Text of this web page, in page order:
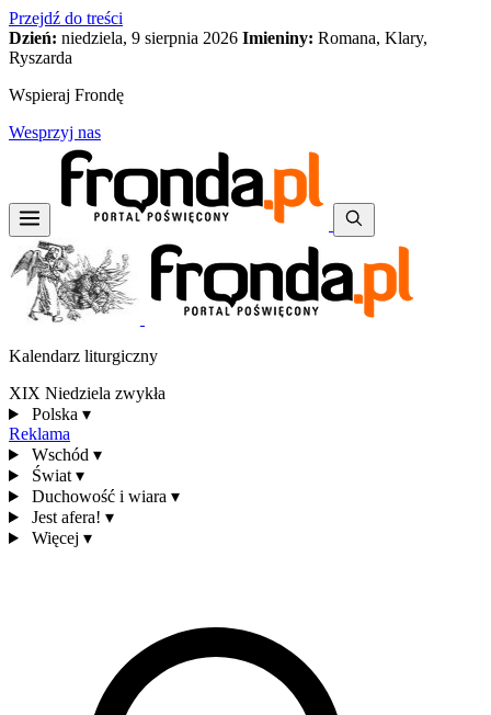
Przejdź do treści
Dzień: niedziela, 9 sierpnia 2026 Imieniny: Romana, Klary,
Ryszarda
Wspieraj Frondę
Wesprzyj nas
Kalendarz liturgiczny
XIX Niedziela zwykła
Polska ▾
Reklama
Wschód ▾
Świat ▾
Duchowość i wiara ▾
Jest afera! ▾
Więcej ▾